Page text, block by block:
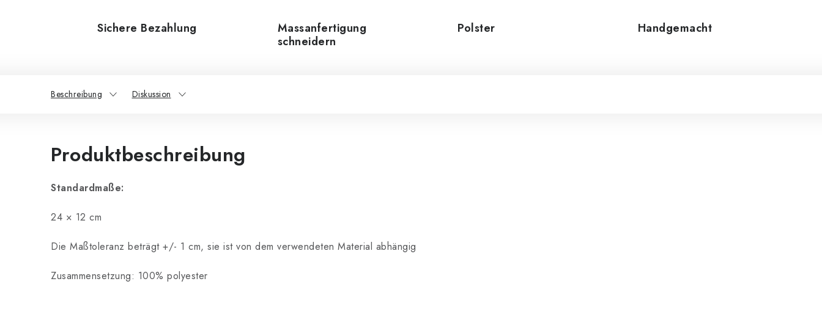
Sichere Bezahlung
Massanfertigung
schneidern
Polster Handgemacht
Beschreibung Diskussion
Produktbeschreibung
Standardmaße:
24 × 12 cm
Die Maßtoleranz beträgt +/- 1 cm, sie ist von dem verwendeten Material abhängig
Zusammensetzung: 100% polyester